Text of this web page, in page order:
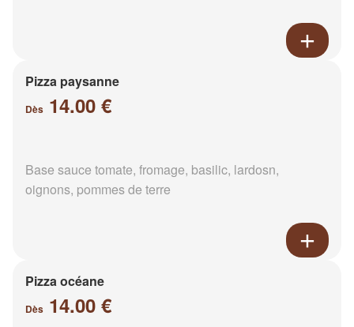
Pizza paysanne
Dès 14.00 €
Base sauce tomate, fromage, basilic, lardosn,
oignons, pommes de terre
Pizza océane
Dès 14.00 €